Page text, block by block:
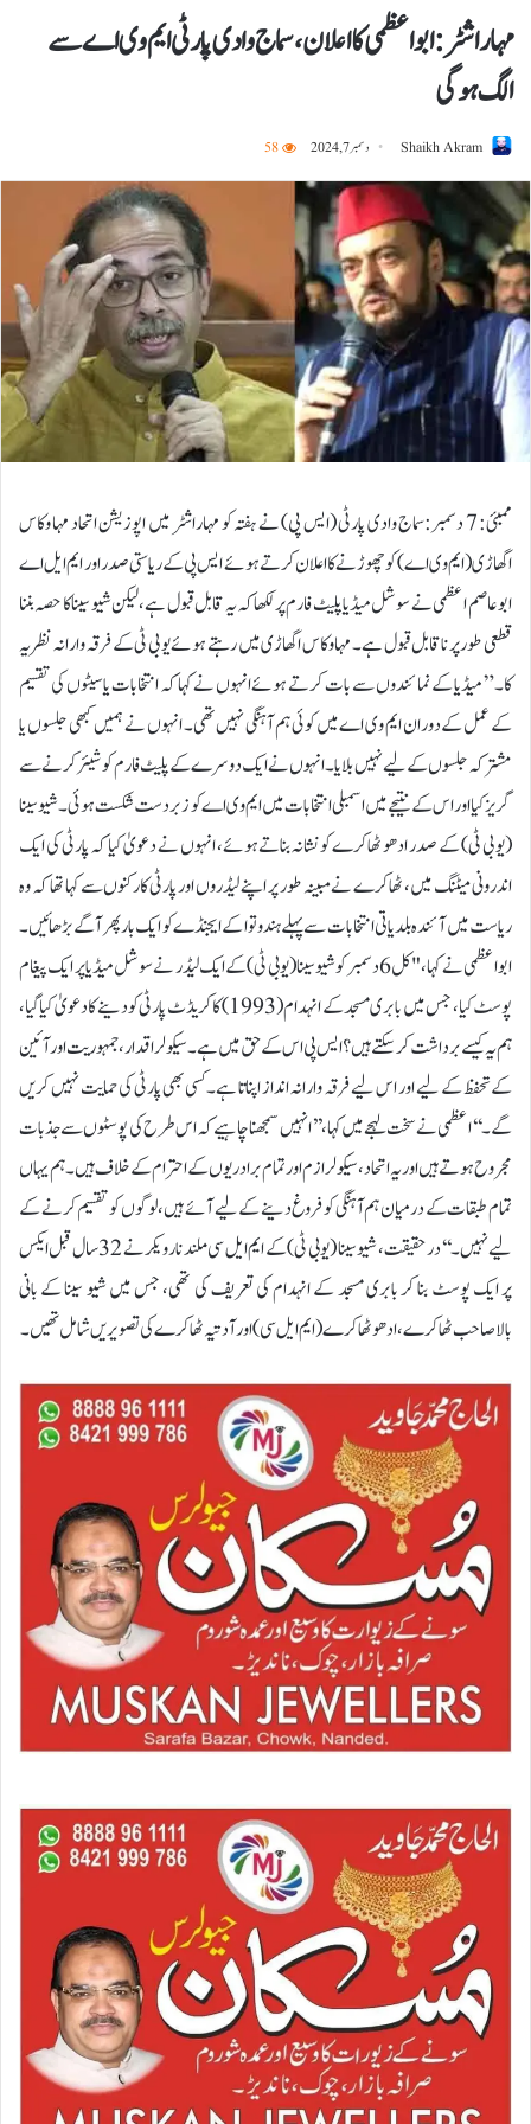
مہاراشٹر: ابو اعظمی کا اعلان، سماج وادی پارٹی ایم وی اے سے
الگ ہوگی
Shaikh Akram دسمبر 7, 2024 58
ممبئی: 7 دسمبر:سماج وادی پارٹی (ایس پی) نے ہفتہ کو مہاراشٹر میں اپوزیشن اتحاد مہا وکاس
اگھاڑی (ایم وی اے) کو چھوڑنے کا اعلان کرتے ہوئے ایس پی کے ریاستی صدر اور ایم ایل اے
ابو عاصم اعظمی نے سوشل میڈیا پلیٹ فارم پر لکھا کہ یہ قابل قبول ہے، لیکن شیو سینا کا حصہ بننا
قطعی طور پر ناقابل قبول ہے۔ مہا وکاس اگھاڑی میں رہتے ہوئے یو بی ٹی کے فرقہ وارانہ نظریہ
کا۔” میڈیا کے نمائندوں سے بات کرتے ہوئے انہوں نے کہا کہ انتخابات یا سیٹوں کی تقسیم
کے عمل کے دوران ایم وی اے میں کوئی ہم آہنگی نہیں تھی۔ انہوں نے ہمیں کبھی جلسوں یا
مشترکہ جلسوں کے لیے نہیں بلایا۔ انہوں نے ایک دوسرے کے پلیٹ فارم کو شیئر کرنے سے
گریز کیا اور اس کے نتیجے میں اسمبلی انتخابات میں ایم وی اے کو زبردست شکست ہوئی۔ شیو سینا
(یو بی ٹی) کے صدر ادھو ٹھاکرے کو نشانہ بناتے ہوئے، انہوں نے دعویٰ کیا کہ پارٹی کی ایک
اندرونی میٹنگ میں، ٹھاکرے نے مبینہ طور پر اپنے لیڈروں اور پارٹی کارکنوں سے کہا تھا کہ وہ
ریاست میں آئندہ بلدیاتی انتخابات سے پہلے ہندوتوا کے ایجنڈے کو ایک بار پھر آگے بڑھائیں۔
ابو اعظمی نے کہا، "کل 6 دسمبر کو شیوسینا (یو بی ٹی) کے ایک لیڈر نے سوشل میڈیا پر ایک پیغام
پوسٹ کیا، جس میں بابری مسجد کے انہدام (1993) کا کریڈٹ پارٹی کو دینے کا دعویٰ کیا گیا،
ہم یہ کیسے برداشت کر سکتے ہیں؟ ایس پی اس کے حق میں ہے۔ سیکولر اقدار، جمہوریت اور آئین
کے تحفظ کے لیے اور اس لیے فرقہ وارانہ انداز اپناتا ہے۔کسی بھی پارٹی کی حمایت نہیں کریں
گے۔‘‘ اعظمی نے سخت لہجے میں کہا، ’’انہیں سمجھنا چاہیے کہ اس طرح کی پوسٹوں سے جذبات
مجروح ہوتے ہیں اور یہ اتحاد، سیکولرازم اور تمام برادریوں کے احترام کے خلاف ہیں۔ ہم یہاں
تمام طبقات کے درمیان ہم آہنگی کو فروغ دینے کے لیے آئے ہیں، لوگوں کو تقسیم کرنے کے
لیے نہیں۔‘‘درحقیقت، شیو سینا (یو بی ٹی) کے ایم ایل سی ملند نارویکر نے 32 سال قبل ایکس
پر ایک پوسٹ بنا کر بابری مسجد کے انہدام کی تعریف کی تھی، جس میں شیو سینا کے بانی
بالاصاحب ٹھاکرے، ادھو ٹھاکرے (ایم ایل سی) اور آدتیہ ٹھاکرے کی تصویریں شامل تھیں۔